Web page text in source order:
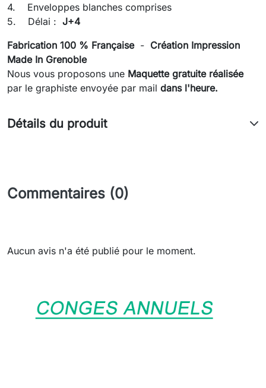
4. Enveloppes blanches comprises
5. Délai : J+4
Fabrication 100 % Française - Création Impression
Made In Grenoble
Nous vous proposons une Maquette gratuite réalisée
par le graphiste envoyée par mail dans l'heure.
Détails du produit
Commentaires (0)
Aucun avis n'a été publié pour le moment.